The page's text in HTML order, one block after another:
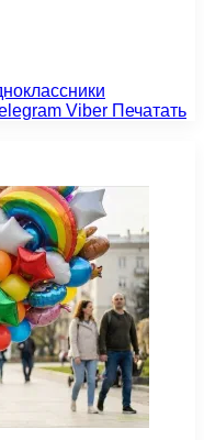
Viber Печатать